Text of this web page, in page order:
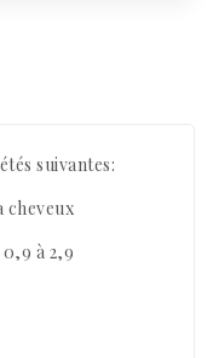
suivantes:
cheveux
à 2,9